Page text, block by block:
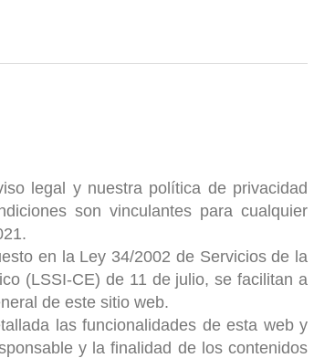
legal y nuestra política de privacidad
son vinculantes para cualquier
en la Ley 34/2002 de Servicios de la
(LSSI-CE) de 11 de julio, se facilitan a
de este sitio web.
las funcionalidades de esta web y
y la finalidad de los contenidos